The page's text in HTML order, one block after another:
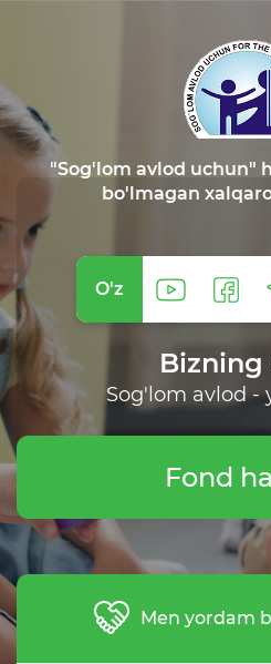
"Sog'lom avlod uchun"
bo'lmagan
O'z
Bizning
Sog'lom avlod -
Fond
Men yordam